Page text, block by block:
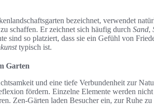
bezeichnet, verwendet
schaffen. Er zeichnet sich häufig durch Sand,
sind so platziert, dass sie ein Gefühl von
typisch ist.
Garten
und eine tiefe Verbundenheit zur
fördern. Einzelne Elemente werden
Zen-Gärten laden Besucher ein, zur Ruhe